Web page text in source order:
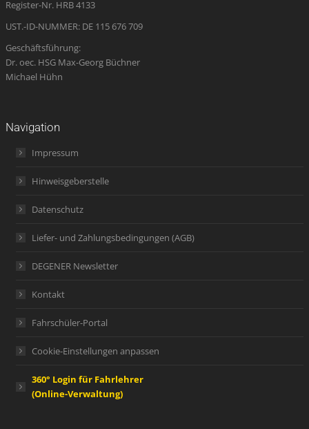
window
Register-Nr. HRB 4133
UST.-ID-NUMMER: DE 115 676 709
Geschäftsführung:
Dr. oec. HSG Max-Georg Büchner
Michael Hühn
Navigation
Impressum
Hinweisgeberstelle
Datenschutz
Liefer- und Zahlungsbedingungen (AGB)
DEGENER Newsletter
Kontakt
Fahrschüler-Portal
Cookie-Einstellungen anpassen
360° Login für Fahrlehrer
(Online-Verwaltung)